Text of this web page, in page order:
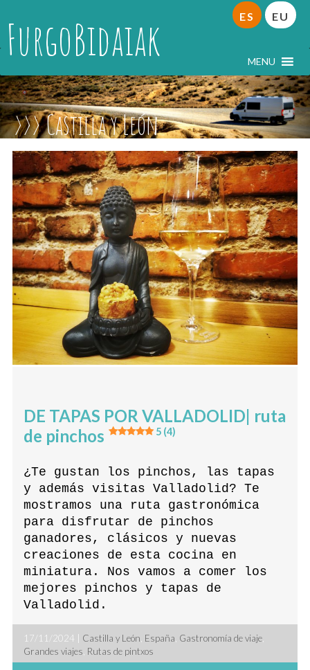
FurgoBidaiak MENU
ES EU
Castilla y León
DE TAPAS POR VALLADOLID| ruta
de pinchos
5 (4)
¿Te gustan los pinchos, las tapas
y además visitas Valladolid? Te
mostramos una ruta gastronómica
para disfrutar de pinchos
ganadores, clásicos y nuevas
creaciones de esta cocina en
miniatura. Nos vamos a comer los
mejores pinchos y tapas de
Valladolid.
17/11/2024 | Castilla y León España Gastronomía de viaje
Grandes viajes Rutas de pintxos